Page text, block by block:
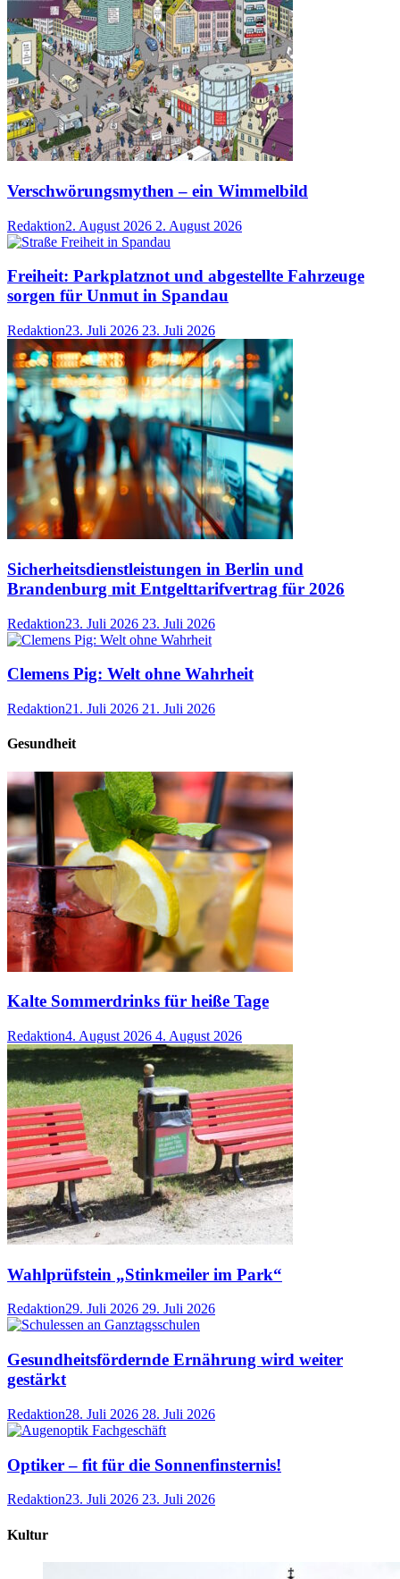
Verschwörungsmythen – ein Wimmelbild
Redaktion2. August 2026 2. August 2026
Freiheit: Parkplatznot und abgestellte Fahrzeuge
sorgen für Unmut in Spandau
Redaktion23. Juli 2026 23. Juli 2026
Sicherheitsdienstleistungen in Berlin und
Brandenburg mit Entgelttarifvertrag für 2026
Redaktion23. Juli 2026 23. Juli 2026
Clemens Pig: Welt ohne Wahrheit
Redaktion21. Juli 2026 21. Juli 2026
Gesundheit
Kalte Sommerdrinks für heiße Tage
Redaktion4. August 2026 4. August 2026
Wahlprüfstein „Stinkmeiler im Park“
Redaktion29. Juli 2026 29. Juli 2026
Gesundheitsfördernde Ernährung wird weiter
gestärkt
Redaktion28. Juli 2026 28. Juli 2026
Optiker – fit für die Sonnenfinsternis!
Redaktion23. Juli 2026 23. Juli 2026
Kultur